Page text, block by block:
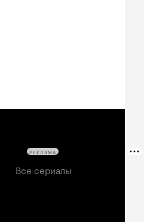
Все сериалы
РЕКЛАМА